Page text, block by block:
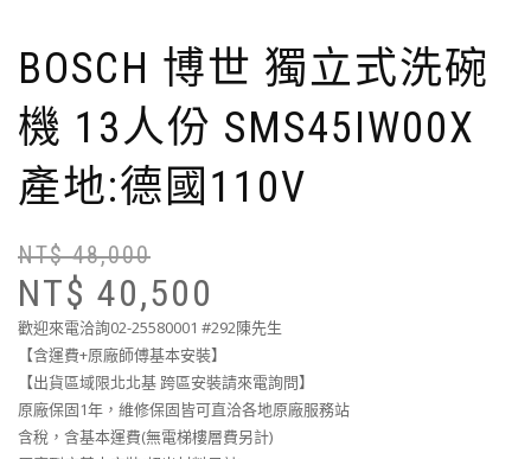
BOSCH 博世 獨立式洗碗
機 13人份 SMS45IW00X
產地:德國110V
NT$48,000
NT$ 40,500
歡迎來電洽詢02-25580001 #292陳先生
【含運費+原廠師傅基本安裝】
【出貨區域限北北基 跨區安裝請來電詢問】
原廠保固1年，維修保固皆可直洽各地原廠服務站
含稅，含基本運費(無電梯樓層費另計)